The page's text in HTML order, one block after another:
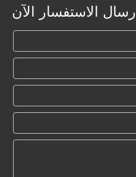
إرسال الاستفسار الآن